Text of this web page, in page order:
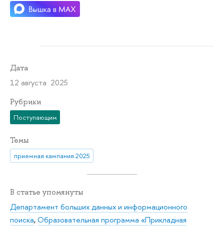
Дата
12 августа 2025
Рубрики
Поступающим
Темы
приемная кампания 2025
В статье упомянуты
Департамент больших данных и информационного
поиска,Образовательная программа «Прикладная